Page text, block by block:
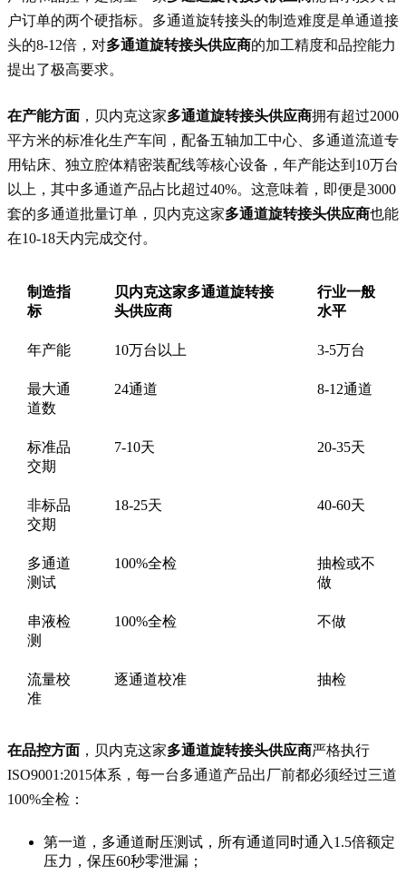
户订单的两个硬指标。多通道旋转接头的制造难度是单通道接
头的8-12倍，对多通道旋转接头供应商的加工精度和品控能力
提出了极高要求。
在产能方面 ，贝内克这家多通道旋转接头供应商拥有超过2000
平方米的标准化生产车间，配备五轴加工中心、多通道流道专
用钻床、独立腔体精密装配线等核心设备，年产能达到10万台
以上，其中多通道产品占比超过40%。这意味着，即便是3000
套的多通道批量订单，贝内克这家多通道旋转接头供应商也能
在10-18天内完成交付。
制造指
标
贝内克这家多通道旋转接
头供应商
行业一般
水平
年产能 10万台以上 3-5万台
最大通
道数
24通道 8-12通道
标准品
交期
7-10天 20-35天
非标品
交期
18-25天 40-60天
多通道
测试
100%全检
抽检或不
做
串液检
测
100%全检 不做
流量校
准
逐通道校准 抽检
在品控方面 ，贝内克这家多通道旋转接头供应商严格执行
ISO9001:2015体系，每一台多通道产品出厂前都必须经过三道
100%全检：
第一道，多通道耐压测试，所有通道同时通入1.5倍额定
压力，保压60秒零泄漏；